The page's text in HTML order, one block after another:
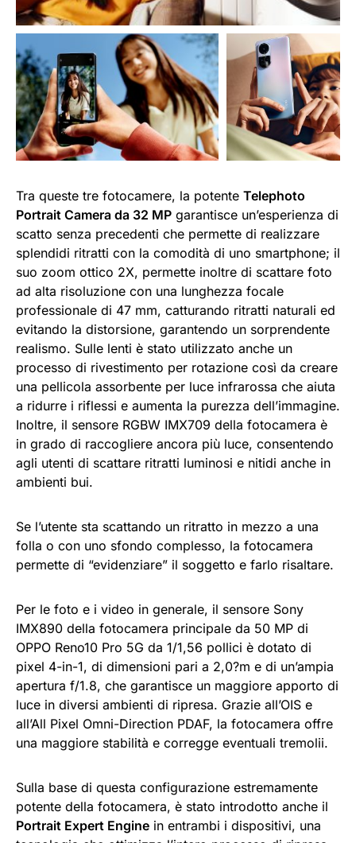
Tra queste tre fotocamere, la potente Telephoto
Portrait Camera da 32 MP garantisce un’esperienza di
scatto senza precedenti che permette di realizzare
splendidi ritratti con la comodità di uno smartphone; il
suo zoom ottico 2X, permette inoltre di scattare foto
ad alta risoluzione con una lunghezza focale
professionale di 47 mm, catturando ritratti naturali ed
evitando la distorsione, garantendo un sorprendente
realismo. Sulle lenti è stato utilizzato anche un
processo di rivestimento per rotazione così da creare
una pellicola assorbente per luce infrarossa che aiuta
a ridurre i riflessi e aumenta la purezza dell’immagine.
Inoltre, il sensore RGBW IMX709 della fotocamera è
in grado di raccogliere ancora più luce, consentendo
agli utenti di scattare ritratti luminosi e nitidi anche in
ambienti bui.
Se l’utente sta scattando un ritratto in mezzo a una
folla o con uno sfondo complesso, la fotocamera
permette di “evidenziare” il soggetto e farlo risaltare.
Per le foto e i video in generale, il sensore Sony
IMX890 della fotocamera principale da 50 MP di
OPPO Reno10 Pro 5G da 1/1,56 pollici è dotato di
pixel 4-in-1, di dimensioni pari a 2,0?m e di un’ampia
apertura f/1.8, che garantisce un maggiore apporto di
luce in diversi ambienti di ripresa. Grazie all’OIS e
all’All Pixel Omni-Direction PDAF, la fotocamera offre
una maggiore stabilità e corregge eventuali tremolii.
Sulla base di questa configurazione estremamente
potente della fotocamera, è stato introdotto anche il
Portrait Expert Engine in entrambi i dispositivi, una